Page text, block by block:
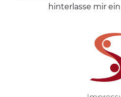
hinterlasse mir